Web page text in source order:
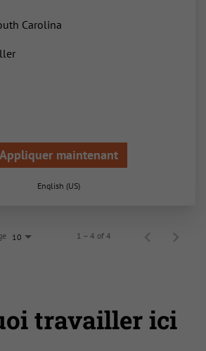
Carolina
Appliquer maintenant
English (US)
10 1 – 4 of 4
travailler ici